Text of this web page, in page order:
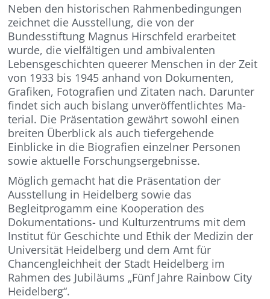
Neben den historischen Rahmenbedingun­gen
zeichnet die Ausstellung, die von der
Bundesstiftung Magnus Hirschfeld erarbeitet
wurde, die vielfälti­gen und ambivalenten
Lebensgeschichten queerer Menschen in der Zeit
von 1933 bis 1945 anhand von Dokumenten,
Grafiken, Fotografien und Zitaten nach. Darunter
fin­det sich auch bislang unveröffentlichtes Ma­
terial. Die Präsentation gewährt sowohl einen
breiten Überblick als auch tiefergehende
Einblicke in die Biografien einzelner Perso­nen
sowie aktuelle Forschungsergebnisse.
Möglich gemacht hat die Präsentation der
Ausstellung in Heidelberg sowie das
Begleitprogamm eine Kooperation des
Dokumentations- und Kulturzentrums mit dem
Institut für Geschichte und Ethik der Medizin der
Universität Heidelberg und dem Amt für
Chancengleichheit der Stadt Heidelberg im
Rahmen des Jubiläums „Fünf Jahre Rainbow City
Heidelberg“.